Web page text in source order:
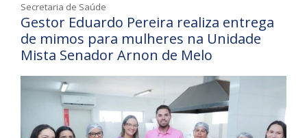
Secretaria de Saúde
Gestor Eduardo Pereira realiza entrega
de mimos para mulheres na Unidade
Mista Senador Arnon de Melo